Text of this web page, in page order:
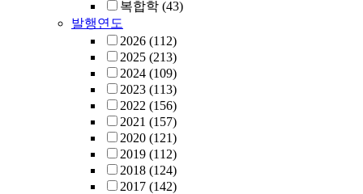
복합학 (43)
발행연도
2026 (112)
2025 (213)
2024 (109)
2023 (113)
2022 (156)
2021 (157)
2020 (121)
2019 (112)
2018 (124)
2017 (142)